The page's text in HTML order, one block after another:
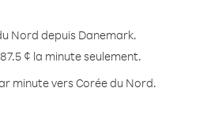
Nord depuis Danemark.
¢ la minute seulement.
minute vers Corée du Nord.